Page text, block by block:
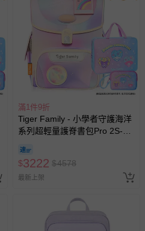
滿1件9折
Tiger Family - 小學者守護海洋
系列超輕量護脊書包Pro 2S-夢
+零錢包)-三麗鷗點心派對)-花
色送完以其他樣式替代 不另行
通知
$3222 $4578
最新上架